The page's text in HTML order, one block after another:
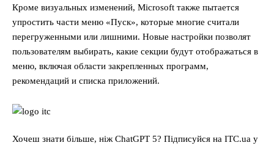
Кроме визуальных изменений, Microsoft также пытается
упростить части меню «Пуск», которые многие считали
перегруженными или лишними. Новые настройки позволят
пользователям выбирать, какие секции будут отображаться в
меню, включая области закрепленных программ,
рекомендаций и списка приложений.
Хочеш знати більше, ніж ChatGPT 5? Підписуйся на ITC.ua у